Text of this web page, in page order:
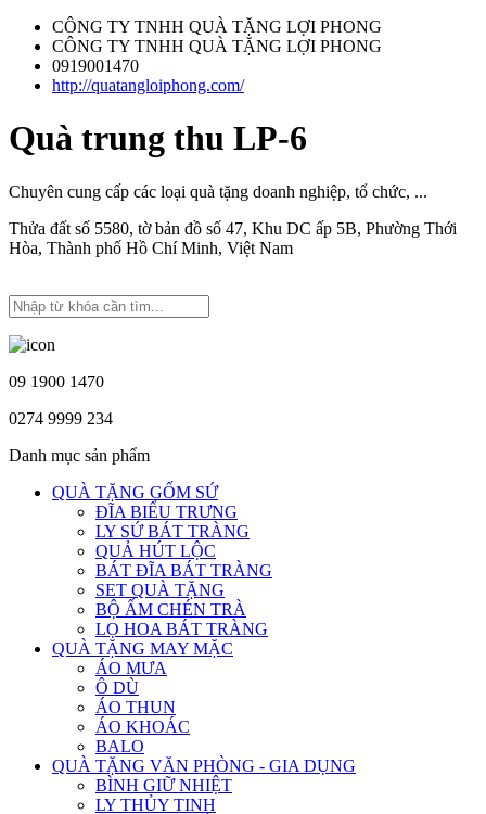
CÔNG TY TNHH QUÀ TẶNG LỢI PHONG
CÔNG TY TNHH QUÀ TẶNG LỢI PHONG
0919001470
http://quatangloiphong.com/
Quà trung thu LP-6
Chuyên cung cấp các loại quà tặng doanh nghiệp, tổ chức, ...
Thửa đất số 5580, tờ bản đồ số 47, Khu DC ấp 5B, Phường Thới
Hòa, Thành phố Hồ Chí Minh, Việt Nam
09 1900 1470
0274 9999 234
Danh mục sản phẩm
QUÀ TẶNG GỐM SỨ
ĐĨA BIỂU TRƯNG
LY SỨ BÁT TRÀNG
QUẢ HÚT LỘC
BÁT ĐĨA BÁT TRÀNG
SET QUÀ TẶNG
BỘ ẤM CHÉN TRÀ
LỌ HOA BÁT TRÀNG
QUÀ TẶNG MAY MẶC
ÁO MƯA
Ô DÙ
ÁO THUN
ÁO KHOÁC
BALO
QUÀ TẶNG VĂN PHÒNG - GIA DỤNG
BÌNH GIỮ NHIỆT
LY THỦY TINH